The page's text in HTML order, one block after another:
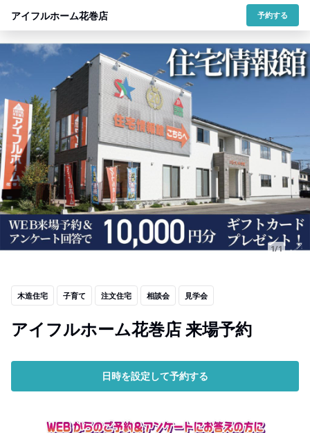
アイフルホーム花巻店 予約する
1/1
木造住宅 子育て 注文住宅 相談会 見学会
アイフルホーム花巻店 来場予約
日時を設定して予約する